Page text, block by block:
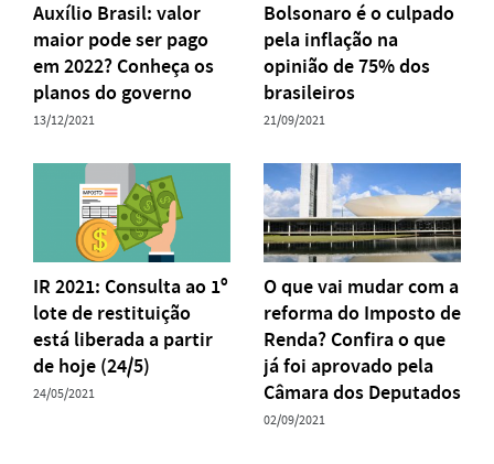
Auxílio Brasil: valor
maior pode ser pago
em 2022? Conheça os
planos do governo
13/12/2021
Bolsonaro é o culpado
pela inflação na
opinião de 75% dos
brasileiros
21/09/2021
IR 2021: Consulta ao 1º
lote de restituição
está liberada a partir
de hoje (24/5)
24/05/2021
O que vai mudar com a
reforma do Imposto de
Renda? Confira o que
já foi aprovado pela
Câmara dos Deputados
02/09/2021